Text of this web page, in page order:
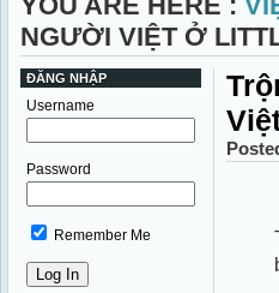
NGƯỜI VIỆT Ở
ĐĂNG NHẬP
Username
Password
Remember Me